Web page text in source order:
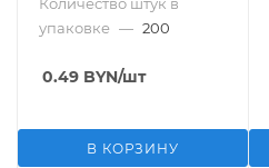
упаковке — 200
0.49 BYN/шт
В КОРЗИНУ